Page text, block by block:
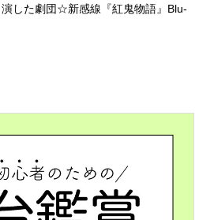
した劇団☆新感線『紅鬼物語』Blu-